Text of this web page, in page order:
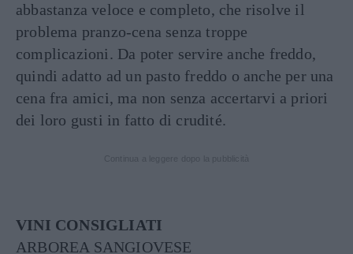
abbastanza veloce e completo, che risolve il
problema pranzo-cena senza troppe
complicazioni. Da poter servire anche freddo,
quindi adatto ad un pasto freddo o anche per una
cena fra amici, ma non senza accertarvi a priori
dei loro gusti in fatto di crudité.
VINI CONSIGLIATI
ARBOREA SANGIOVESE